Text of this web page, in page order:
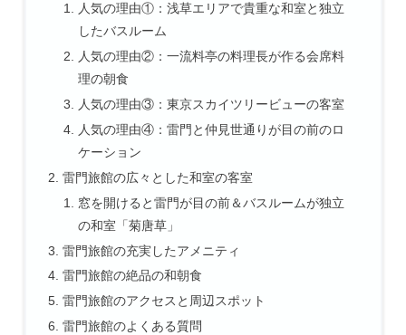
人気の理由①：浅草エリアで貴重な和室と独立
したバスルーム
人気の理由②：一流料亭の料理長が作る会席料
理の朝食
人気の理由③：東京スカイツリービューの客室
人気の理由④：雷門と仲見世通りが目の前のロ
ケーション
雷門旅館の広々とした和室の客室
窓を開けると雷門が目の前＆バスルームが独立
の和室「菊唐草」
雷門旅館の充実したアメニティ
雷門旅館の絶品の和朝食
雷門旅館のアクセスと周辺スポット
雷門旅館のよくある質問